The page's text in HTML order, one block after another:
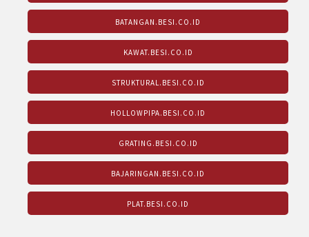
BATANGAN.BESI.CO.ID
KAWAT.BESI.CO.ID
STRUKTURAL.BESI.CO.ID
HOLLOWPIPA.BESI.CO.ID
GRATING.BESI.CO.ID
BAJARINGAN.BESI.CO.ID
PLAT.BESI.CO.ID